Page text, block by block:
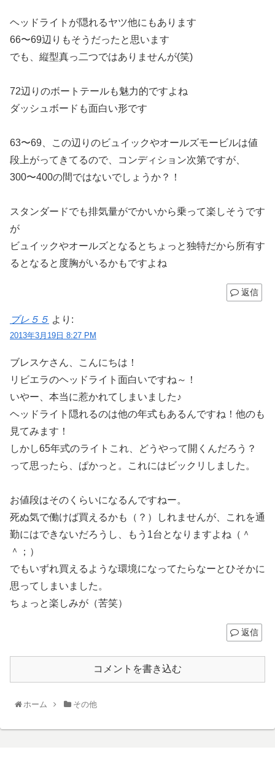
ヘッドライトが隠れるヤツ他にもあります
66〜69辺りもそうだったと思います
でも、縦型真っ二つではありませんが(笑)
72辺りのボートテールも魅力的ですよね
ダッシュボードも面白い形です
63〜69、この辺りのビュイックやオールズモービルは値
段上がってきてるので、コンディション次第ですが、
300〜400の間ではないでしょうか？！
スタンダードでも排気量がでかいから乗って楽しそうです
が
ビュイックやオールズとなるとちょっと独特だから所有す
るとなると度胸がいるかもですよね
返信
ブレ５５ より:
2013年3月19日 8:27 PM
ブレスケさん、こんにちは！
リビエラのヘッドライト面白いですね～！
いやー、本当に惹かれてしまいました♪
ヘッドライト隠れるのは他の年式もあるんですね！他のも
見てみます！
しかし65年式のライトこれ、どうやって開くんだろう？
って思ったら、ぱかっと。これにはビックリしました。
お値段はそのくらいになるんですねー。
死ぬ気で働けば買えるかも（？）しれませんが、これを通
勤にはできないだろうし、もう1台となりますよね（＾
＾；）
でもいずれ買えるような環境になってたらなーとひそかに
思ってしまいました。
ちょっと楽しみが（苦笑）
返信
コメントを書き込む
ホーム その他